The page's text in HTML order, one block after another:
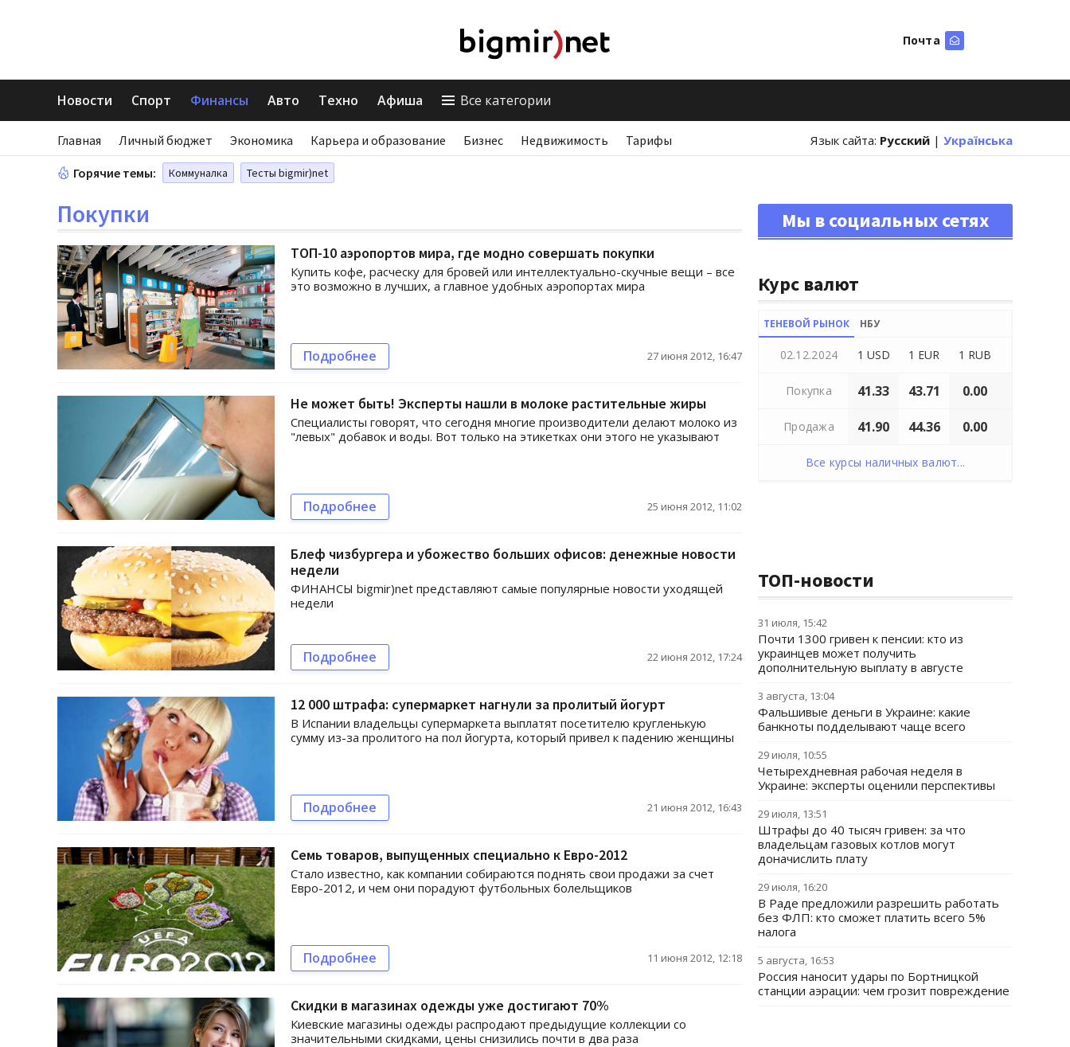
Почта
Новости Спорт Финансы Авто Техно Афиша Все категории
Главная Личный бюджет Экономика Карьера и образование Бизнес Недвижимость Тарифы Язык сайта: Русский | Українська
Горячие темы: Коммуналка Тесты bigmir)net
Покупки
ТОП-10 аэропортов мира, где модно совершать покупки
Купить кофе, расческу для бровей или интеллектуально-скучные вещи – все
это возможно в лучших, а главное удобных аэропортах мира
Подробнее 27 июня 2012, 16:47
Не может быть! Эксперты нашли в молоке растительные жиры
Специалисты говорят, что сегодня многие производители делают молоко из
"левых" добавок и воды. Вот только на этикетках они этого не указывают
Подробнее 25 июня 2012, 11:02
Блеф чизбургера и убожество больших офисов: денежные новости
недели
ФИНАНСЫ bigmir)net представляют самые популярные новости уходящей
недели
Подробнее 22 июня 2012, 17:24
12 000 штрафа: супермаркет нагнули за пролитый йогурт
В Испании владельцы супермаркета выплатят посетителю кругленькую
сумму из-за пролитого на пол йогурта, который привел к падению женщины
Подробнее 21 июня 2012, 16:43
Семь товаров, выпущенных специально к Евро-2012
Стало известно, как компании собираются поднять свои продажи за счет
Евро-2012, и чем они порадуют футбольных болельщиков
Подробнее 11 июня 2012, 12:18
Скидки в магазинах одежды уже достигают 70%
Киевские магазины одежды распродают предыдущие коллекции со
значительными скидками, цены снизились почти в два раза
Мы в социальных сетях
Курс валют
ТЕНЕВОЙ РЫНОК НБУ
02.12.2024 1 USD 1 EUR 1 RUB
Покупка 41.33 43.71 0.00
Продажа 41.90 44.36 0.00
Все курсы наличных валют...
ТОП-новости
31 июля, 15:42
Почти 1300 гривен к пенсии: кто из
украинцев может получить
дополнительную выплату в августе
3 августа, 13:04
Фальшивые деньги в Украине: какие
банкноты подделывают чаще всего
29 июля, 10:55
Четырехдневная рабочая неделя в
Украине: эксперты оценили перспективы
29 июля, 13:51
Штрафы до 40 тысяч гривен: за что
владельцам газовых котлов могут
доначислить плату
29 июля, 16:20
В Раде предложили разрешить работать
без ФЛП: кто сможет платить всего 5%
налога
5 августа, 16:53
Россия наносит удары по Бортницкой
станции аэрации: чем грозит повреждение